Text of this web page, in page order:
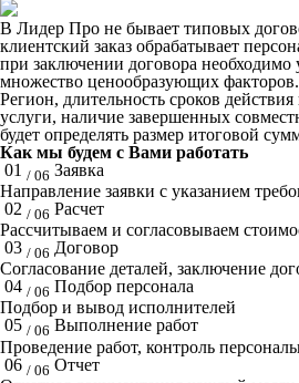
В Лидер Про не бывает типовых
клиентский заказ обрабатывает
при заключении договора необходимо
множество ценообразующих факторов.
Регион, длительность сроков
услуги, наличие завершенных
будет определять размер итоговой
Как мы будем с Вами работать
01 / 06 Заявка
Направление заявки с указанием
02 / 06 Расчет
Рассчитываем и согласовываем
03 / 06 Договор
Согласование деталей, заключение
04 / 06 Подбор персонала
Подбор и вывод исполнителей
05 / 06 Выполнение работ
Проведение работ, контроль
06 / 06 Отчет